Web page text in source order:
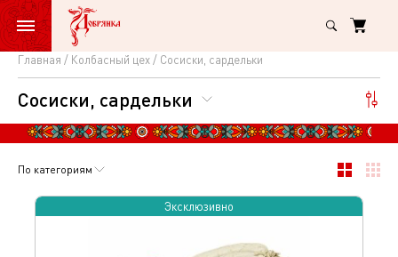
Главная Колбасный цех Сосиски, сардельки
Сосиски,
сардельки
Сосиски, сардельки
По категориям
Эксклюзивно